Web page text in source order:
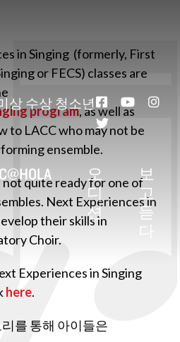
상 수상 청소년
오
디
션
보
고
듣
다
in Singing (formerly, First
or FECS) classes are
program, as well as
to LACC who may not be
ensemble.
quite ready for one of
Next Experiences in
their skills in
Choir.
Experiences in Singing
here.
를 통해 아이들은